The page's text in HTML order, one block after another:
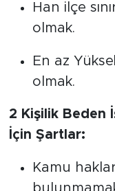
Han ilçe
olmak.
En az
olmak.
2 Kişilik Beden
İçin Şartlar:
Kamu